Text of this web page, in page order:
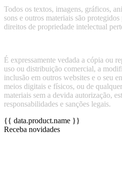
Todos os textos, imagens, gráficos,
sons e outros materiais são
direitos de propriedade intelectual
É expressamente vedada a cópia ou
uso ou distribuição comercial, a
inclusão em outros websites e o seu
meios digitais e físicos, ou de
materiais sem a devida autorização,
responsabilidades e sanções legais.
{{ data.product.name }}
Receba novidades